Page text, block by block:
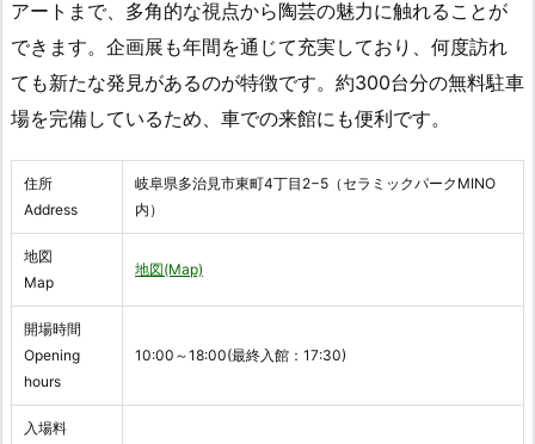
アートまで、多角的な視点から陶芸の魅力に触れることが
できます。企画展も年間を通じて充実しており、何度訪れ
ても新たな発見があるのが特徴です。約300台分の無料駐車
場を完備しているため、車での来館にも便利です。
住所
Address
岐阜県多治見市東町4丁目2−5（セラミックパークMINO
内）
地図
Map
地図(Map)
開場時間
Opening
hours
10:00～18:00(最終入館：17:30)
入場料